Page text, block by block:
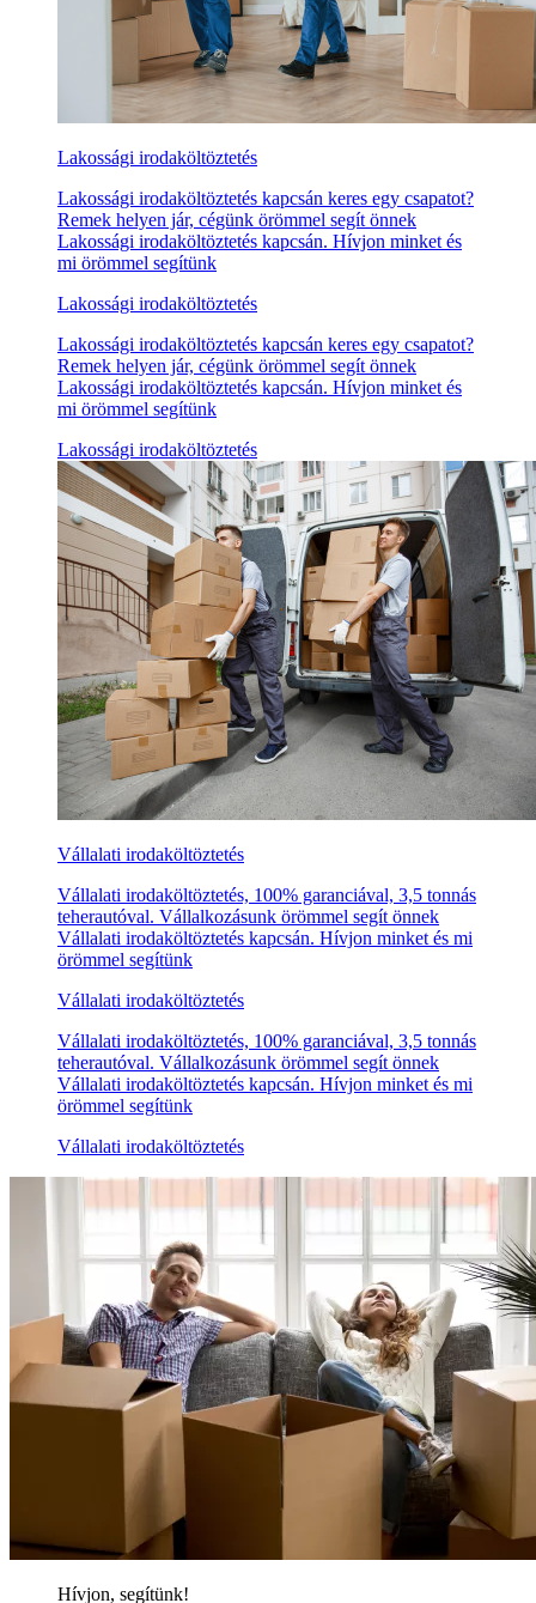
Lakossági irodaköltöztetés
Lakossági irodaköltöztetés kapcsán keres egy csapatot?
Remek helyen jár, cégünk örömmel segít önnek
Lakossági irodaköltöztetés kapcsán. Hívjon minket és
mi örömmel segítünk
Lakossági irodaköltöztetés
Lakossági irodaköltöztetés kapcsán keres egy csapatot?
Remek helyen jár, cégünk örömmel segít önnek
Lakossági irodaköltöztetés kapcsán. Hívjon minket és
mi örömmel segítünk
Lakossági irodaköltöztetés
Vállalati irodaköltöztetés
Vállalati irodaköltöztetés, 100% garanciával, 3,5 tonnás
teherautóval. Vállalkozásunk örömmel segít önnek
Vállalati irodaköltöztetés kapcsán. Hívjon minket és mi
örömmel segítünk
Vállalati irodaköltöztetés
Vállalati irodaköltöztetés, 100% garanciával, 3,5 tonnás
teherautóval. Vállalkozásunk örömmel segít önnek
Vállalati irodaköltöztetés kapcsán. Hívjon minket és mi
örömmel segítünk
Vállalati irodaköltöztetés
Hívjon, segítünk!